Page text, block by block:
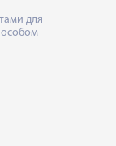
для